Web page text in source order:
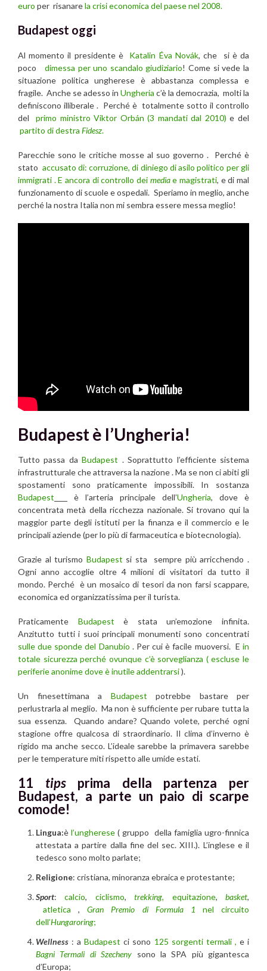
euro per risanarela crisi economica del paese nel 2008.
Budapest oggi
Al momento il presidente è Katalin Éva Novák, che si è da
poco
dimessa per uno scandalo giudiziario! Come si vede la
situazione politica ungherese è abbastanza complessa e
fragile. Anche se adesso in Ungheria c’è la democrazia, molti la
definiscono illiberale . Perché è totalmente sotto il controllo
delprimo ministro Viktor Orbán (3 mandati dal 2010) e del
partito di destra Fidesz.
Parecchie sono le critiche mosse al suo governo . Perché è
stato accusato di: corruzione, di diniego di asilo politico per gli
immigrati . E ancora di controllo dei mediae magistrati, e di mal
funzionamento di scuole e ospedali. Speriamo in meglio, anche
perché la nostra Italia non mi sembra essere messa meglio!
Budapest è l’Ungheria!
Tutto passa daBudapest . Soprattutto l’efficiente sistema
infrastrutturale che attraversa la nazione . Ma se non ci abiti gli
spostamenti sono praticamente impossibili. In sostanza
Budapest
è l’arteria principale dell’Ungheria, dove è
concentrata metà della ricchezza nazionale. Si trovano qui la
maggior parte degli istituti per la finanza e il commercio e le
principali aziende (per lo più di farmaceutica e biotecnologia).
Grazie al turismo Budapest si sta sempre più arricchendo .
Ogni anno accoglie oltre 4 milioni di visitatori da tutto il
mondo. Perché è un mosaico di tesori da non farsi scappare,
economica ed organizzatissima per il turista.
Praticamente Budapest è stata un’emozione infinita.
Anzitutto tutti i suoi principali monumenti sono concentrati
sulle due sponde del Danubio . Per cui è facile muoversi. Ein
totale sicurezza perché ovunque c’è sorveglianza ( escluse le
periferie anonime dove è inutile addentrarsi).
Un finesettimana a Budapest potrebbe bastare per
perlustrarla al meglio. Ma non è sufficiente per rubare tutta la
sua essenza. Quando andare? Quando volete, perché ogni
stagione offre qualcosa di straordinario. Il clima d’inverno è
rigido ma anche secco. L’ideale sarebbe la primavera sarebbe
per le temperature miti rispetto alle umide estati.
11 tipsprima della partenza per
Budapest, a parte un paio di scarpe
comode!
Lingua:èl’ungherese ( gruppo della famiglia ugro-finnica
attestata a partire dalla fine del sec. XIII.). L’inglese e il
tedesco sono molto parlate;
Religione: cristiana, minoranza ebraica e protestante;
Sport:calcio, ciclismo,trekking, equitazione,basket,
atletica ,Gran Premio di Formula 1 nel circuito
dell’Hungaroring;
Wellness : aBudapest ci sono 125 sorgenti termali , e i
Bagni Termali di Szecheny sono la SPA più gigantesca
d’Europa;